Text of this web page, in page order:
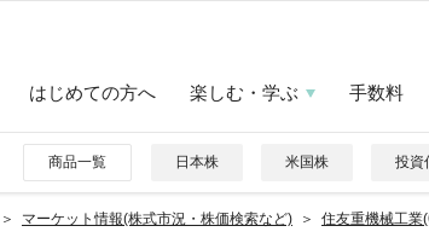
はじめての方へ 楽しむ・学ぶ 手数料
商品一覧 日本株 米国株 投資
マーケット情報(株式市況・株価検索など) 住友重機械工業